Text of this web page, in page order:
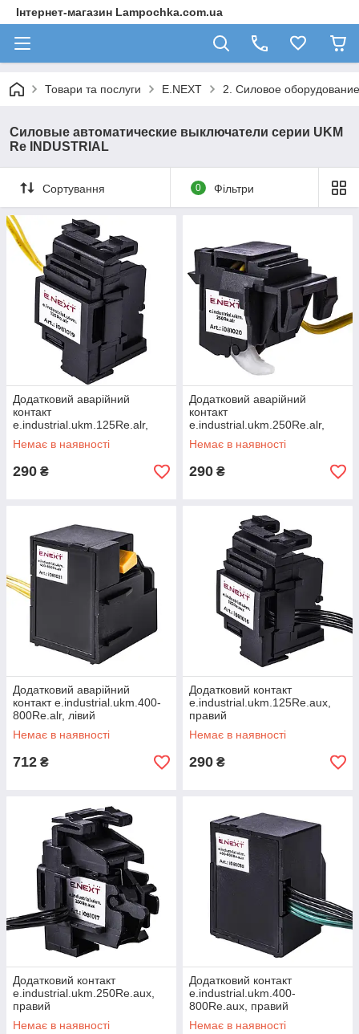
Інтернет-магазин Lampochka.com.ua
Товари та послуги E.NEXT 2. Силовое оборудование
Силовые автоматические выключатели серии UKM
Re INDUSTRIAL
Сортування 0 Фільтри
Додатковий аварійний
контакт
e.industrial.ukm.125Re.alr,
лівий
Немає в наявності
290 ₴
Додатковий аварійний
контакт
e.industrial.ukm.250Re.alr,
лівий
Немає в наявності
290 ₴
Додатковий аварійний
контакт e.industrial.ukm.400-
800Re.alr, лівий
Немає в наявності
712 ₴
Додатковий контакт
e.industrial.ukm.125Re.aux,
правий
Немає в наявності
290 ₴
Додатковий контакт
e.industrial.ukm.250Re.aux,
правий
Немає в наявності
Додатковий контакт
e.industrial.ukm.400-
800Re.aux, правий
Немає в наявності